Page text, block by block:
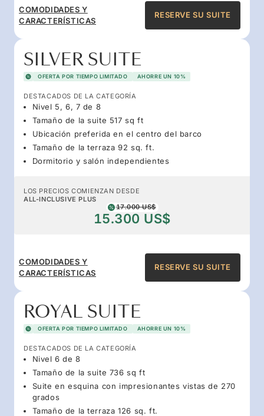
COMODIDADES Y
CARACTERÍSTICAS
RESERVE SU SUITE
SILVER SUITE
OFERTA POR TIEMPO LIMITADO AHORRE UN 10%
DESTACADOS DE LA CATEGORÍA
Nivel 5, 6, 7 de 8
Tamaño de la suite 517 sq ft
Ubicación preferida en el centro del barco
Tamaño de la terraza 92 sq. ft.
Dormitorio y salón independientes
LOS PRECIOS COMIENZAN DESDE
ALL-INCLUSIVE PLUS
17.000 US$
15.300 US$
COMODIDADES Y
CARACTERÍSTICAS
RESERVE SU SUITE
ROYAL SUITE
OFERTA POR TIEMPO LIMITADO AHORRE UN 10%
DESTACADOS DE LA CATEGORÍA
Nivel 6 de 8
Tamaño de la suite 736 sq ft
Suite en esquina con impresionantes vistas de 270
grados
Tamaño de la terraza 126 sq. ft.